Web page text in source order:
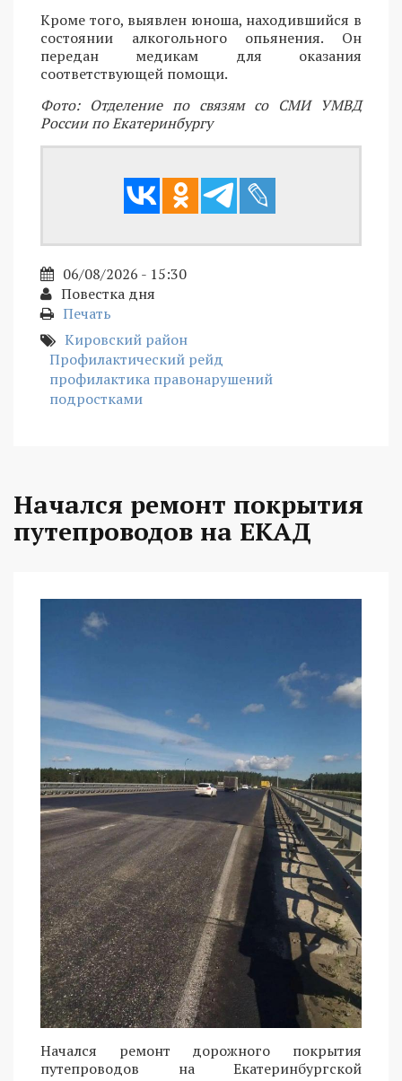
Кроме того, выявлен юноша, находившийся в
состоянии алкогольного опьянения. Он
передан медикам для оказания
соответствующей помощи.
Фото: Отделение по связям со СМИ УМВД
России по Екатеринбургу
06/08/2026 - 15:30
Повестка дня
Печать
Кировский район
Профилактический рейд
профилактика правонарушений
подростками
Начался ремонт покрытия
путепроводов на ЕКАД
Начался ремонт дорожного покрытия
путепроводов на Екатеринбургской